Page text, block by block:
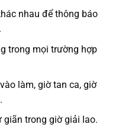
nhau để thông báo
trong mọi trường hợp
làm, giờ tan ca, giờ
giãn trong giờ giải lao.